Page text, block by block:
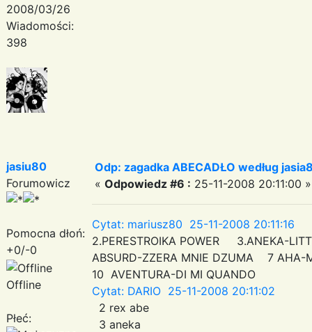
2008/03/26
Wiadomości:
398
jasiu80
Forumowicz
Pomocna dłoń:
+0/-0
Offline
Płeć:
Odp: zagadka ABECADŁO według
« Odpowiedz #6 : 25-11-2008 20:11:00 »
Cytat: mariusz80 25-11-2008 20:11:16
2.PERESTROIKA POWER 3.ANEKA-
ABSURD-ZZERA MNIE DZUMA 7
10 AVENTURA-DI MI QUANDO
Cytat: DARIO 25-11-2008 20:11:02
2 rex abe
3 aneka